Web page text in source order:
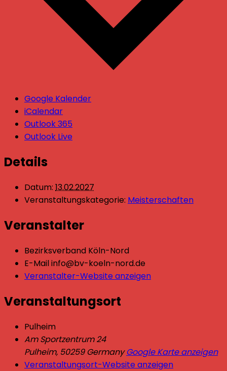
Google Kalender
iCalendar
Outlook 365
Outlook Live
Details
Datum: 13.02.2027
Veranstaltungskategorie: Meisterschaften
Veranstalter
Bezirksverband Köln-Nord
E-Mailinfo@bv-koeln-nord.de
Veranstalter-Website anzeigen
Veranstaltungsort
Pulheim
Am Sportzentrum 24
Pulheim, 50259 Germany Google Karte anzeigen
Veranstaltungsort-Website anzeigen